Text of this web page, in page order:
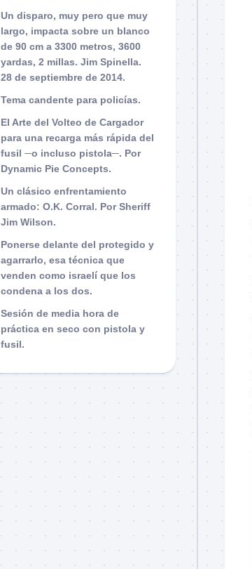
Un disparo, muy pero que muy
largo, impacta sobre un blanco
de 90 cm a 3300 metros, 3600
yardas, 2 millas. Jim Spinella.
28 de septiembre de 2014.
Tema candente para policías.
El Arte del Volteo de Cargador
para una recarga más rápida del
fusil ─o incluso pistola─. Por
Dynamic Pie Concepts.
Un clásico enfrentamiento
armado: O.K. Corral. Por Sheriff
Jim Wilson.
Ponerse delante del protegido y
agarrarlo, esa técnica que
venden como israelí que los
condena a los dos.
Sesión de media hora de
práctica en seco con pistola y
fusil.